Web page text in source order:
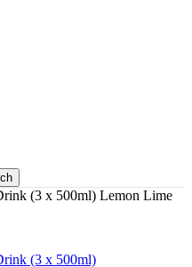
(3 x 500ml) Lemon Lime